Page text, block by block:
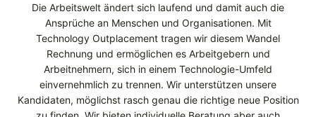
Die Arbeitswelt ändert sich laufend und damit auch die
Ansprüche an Menschen und Organisationen. Mit
Technology Outplacement tragen wir diesem Wandel
Rechnung und ermöglichen es Arbeitgebern und
Arbeitnehmern, sich in einem Technologie-Umfeld
einvernehmlich zu trennen. Wir unterstützen unsere
Kandidaten, möglichst rasch genau die richtige neue Position